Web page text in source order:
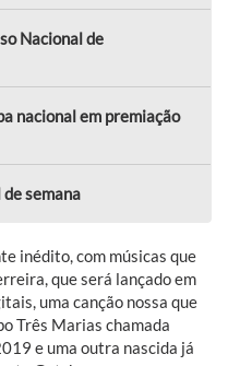
Nacional de
nacional em premiação
semana
inédito, com músicas que
que será lançado em
uma canção nossa que
Três Marias chamada
e uma outra nascida já